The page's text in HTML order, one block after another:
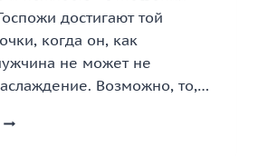
достигают той
когда он, как
не может не
Возможно, то,…
«АНГЕЛ